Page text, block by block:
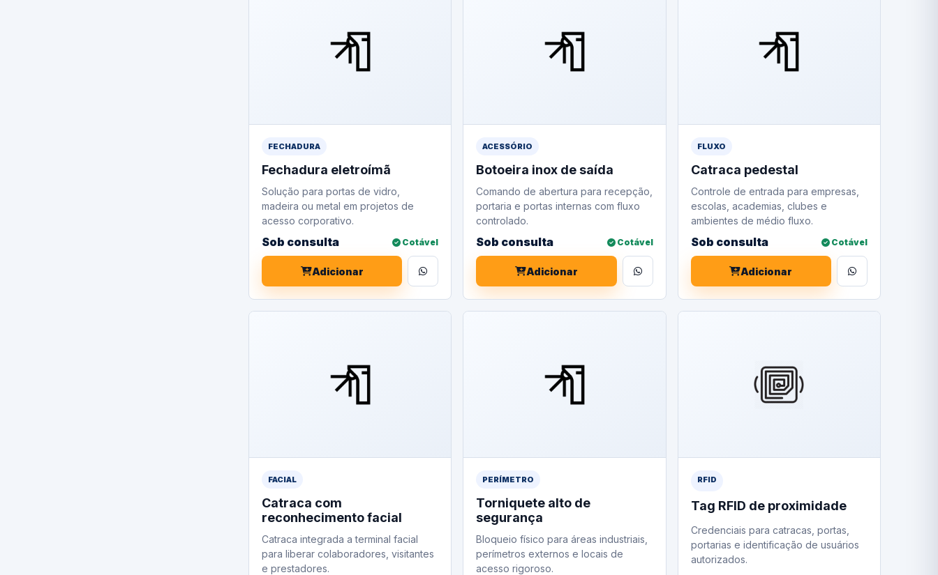
FECHADURA
Fechadura eletroímã
Solução para portas de vidro,
madeira ou metal em projetos de
acesso corporativo.
Sob consulta Cotável
Adicionar
ACESSÓRIO
Botoeira inox de saída
Comando de abertura para recepção,
portaria e portas internas com fluxo
controlado.
Sob consulta Cotável
Adicionar
FLUXO
Catraca pedestal
Controle de entrada para empresas,
escolas, academias, clubes e
ambientes de médio fluxo.
Sob consulta Cotável
Adicionar
FACIAL
Catraca com
reconhecimento facial
Catraca integrada a terminal facial
para liberar colaboradores, visitantes
e prestadores.
PERÍMETRO
Torniquete alto de
segurança
Bloqueio físico para áreas industriais,
perímetros externos e locais de
acesso rigoroso.
RFID
Tag RFID de proximidade
Credenciais para catracas, portas,
portarias e identificação de usuários
autorizados.